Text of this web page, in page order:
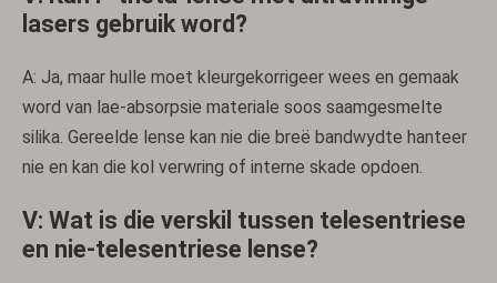
lasers gebruik word?
A: Ja, maar hulle moet kleurgekorrigeer wees en gemaak
word van lae-absorpsie materiale soos saamgesmelte
silika. Gereelde lense kan nie die breë bandwydte hanteer
nie en kan die kol verwring of interne skade opdoen.
V: Wat is die verskil tussen telesentriese
en nie-telesentriese lense?